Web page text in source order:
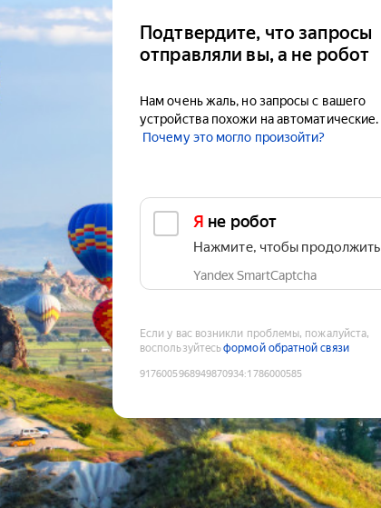
Подтвердите, что запросы
отправляли вы, а не робот
Нам очень жаль, но запросы с вашего
устройства похожи на автоматические.
Почему это могло произойти?
Я не робот
Нажмите, чтобы продолжить
Yandex SmartCaptcha
Если у вас возникли проблемы, пожалуйста,
воспользуйтесьформой обратной связи
9176005968949870934:1786000585